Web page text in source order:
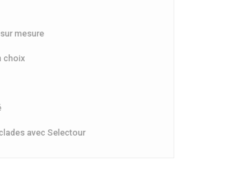
mesure
choix
avec Selectour